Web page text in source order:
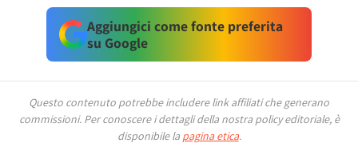
Aggiungici come fonte preferita
su Google
Questo contenuto potrebbe includere link affiliati che generano
commissioni. Per conoscere i dettagli della nostra policy editoriale, è
disponibile la pagina etica.